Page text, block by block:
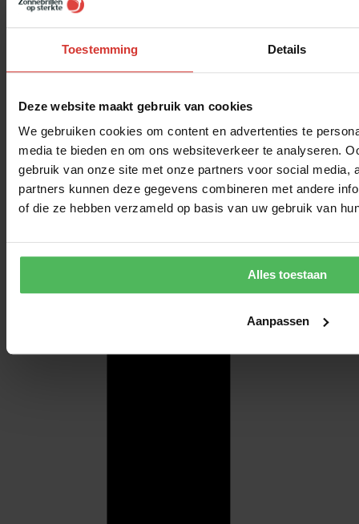
Toestemming Details
Deze website maakt gebruik van cookies
We gebruiken cookies om content en advertenties te
media te bieden en om ons websiteverkeer te analyseren.
gebruik van onze site met onze partners voor social media,
partners kunnen deze gegevens combineren met andere
of die ze hebben verzameld op basis van uw gebruik van
Alles toestaan
Aanpassen